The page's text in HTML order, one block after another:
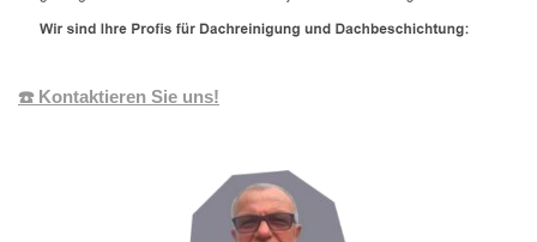
☎️ Kontaktieren Sie uns!